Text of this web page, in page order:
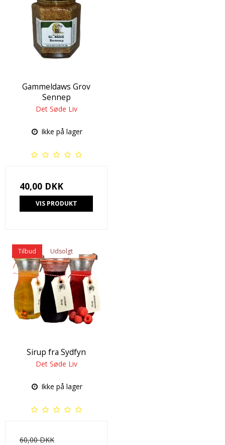
Gammeldaws Grov
Sennep
Det Søde Liv
Ikke på lager
40,00 DKK
VIS PRODUKT
Tilbud Udsolgt
Sirup fra Sydfyn
Det Søde Liv
Ikke på lager
60,00 DKK